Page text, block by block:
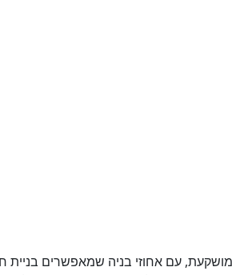
יפה ומושקעת, עם אחוזי בניה שמאפשרים